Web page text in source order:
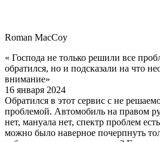
Roman MacCoy
« Господа не только решили все
обратился, но и подсказали на что
внимание»
16 января 2024
Обратился в этот сервис с не
проблемой. Автомобиль на правом
нет, мануала нет, спектр проблем
можно было наверное почерпнуть